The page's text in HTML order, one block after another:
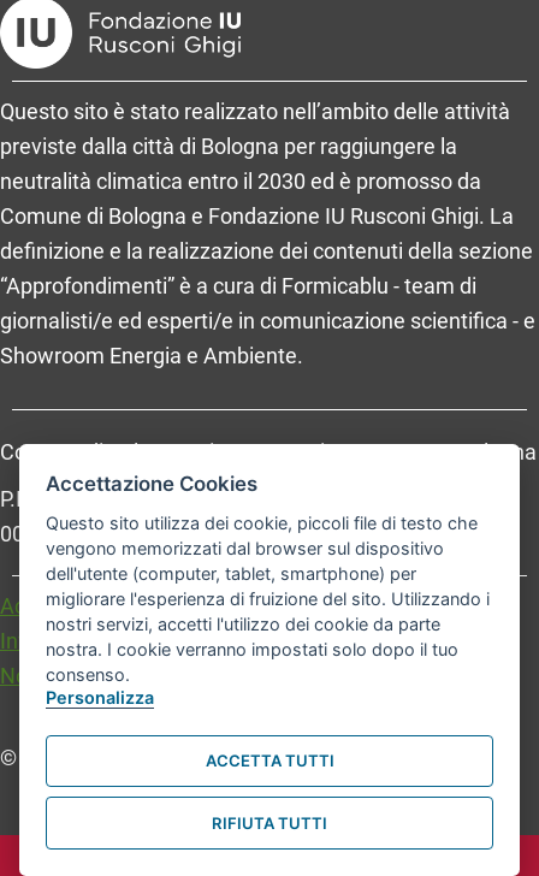
Questo sito è stato realizzato nell’ambito delle attività
previste dalla città di Bologna per raggiungere la
neutralità climatica entro il 2030 ed è promosso da
Comune di Bologna e Fondazione IU Rusconi Ghigi. La
definizione e la realizzazione dei contenuti della sezione
“Approfondimenti” è a cura di Formicablu - team di
giornalisti/e ed esperti/e in comunicazione scientifica - e
Showroom Energia e Ambiente.
Comune di Bologna, Piazza Maggiore, 6 - 40124 Bologna
P.Iva: 01232710374 - Cod. IBAN: IT 88 R 02008 02435
000020067156
Accessibilità
Carta dei valori
Informativa sul trattamento dei dati personali
Note legali
© Comune di Bologna. Tutti i diritti riservati.
Accettazione Cookies
Questo sito utilizza dei cookie, piccoli file di testo che
vengono memorizzati dal browser sul dispositivo
dell'utente (computer, tablet, smartphone) per
migliorare l'esperienza di fruizione del sito. Utilizzando i
nostri servizi, accetti l'utilizzo dei cookie da parte
nostra. I cookie verranno impostati solo dopo il tuo
consenso.
Personalizza
ACCETTA TUTTI
RIFIUTA TUTTI